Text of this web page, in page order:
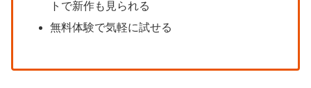
トで新作も見られる
無料体験で気軽に試せる